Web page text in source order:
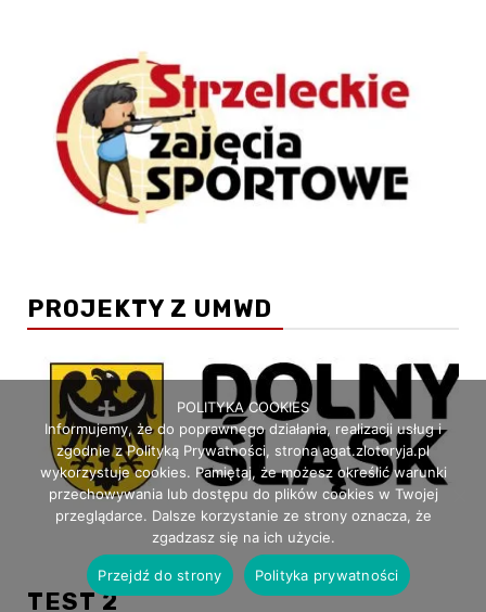
PROJEKTY Z UMWD
TEST 2
POLITYKA COOKIES
Informujemy, że do poprawnego działania, realizacji usług i
zgodnie z Polityką Prywatności, strona agat.zlotoryja.pl
wykorzystuje cookies. Pamiętaj, że możesz określić warunki
przechowywania lub dostępu do plików cookies w Twojej
przeglądarce. Dalsze korzystanie ze strony oznacza, że
zgadzasz się na ich użycie.
Przejdź do strony Polityka prywatności